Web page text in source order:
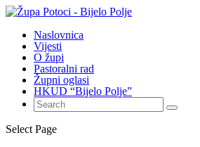
Naslovnica
Vijesti
O župi
Pastoralni rad
Župni oglasi
HKUD “Bijelo Polje”
Select Page